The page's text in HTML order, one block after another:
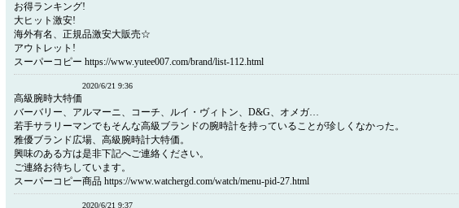
お得ランキング!
大ヒット激安!
海外有名、正規品激安大販売☆
アウトレット!
スーパーコピー https://www.yutee007.com/brand/list-112.html
2020/6/21 9:36
高級腕時大特価
バーバリー、アルマーニ、コーチ、ルイ・ヴィトン、D&G、オメガ…
若手サラリーマンでもそんな高級ブランドの腕時計を持っていることが珍しくなかった。
雅優ブランド広場、高級腕時計大特価。
興味のある方は是非下記へご連絡ください。
ご連絡お待ちしています。
スーパーコピー商品 https://www.watchergd.com/watch/menu-pid-27.html
2020/6/21 9:37